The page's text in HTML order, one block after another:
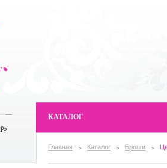
КАТАЛОГ
Главная Каталог Броши